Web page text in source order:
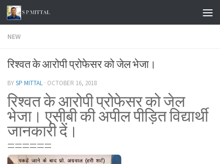
Skip to content
NEW
रिश्वत के आरोपी प्रोफेसर को जेल भेजा।
BYSP MITTAL · OCTOBER 16, 2018
रिश्वत के आरोपी प्रोफेसर को जेल
भेजा।एसीबी की अपील पीड़ित विद्यार्थी
जानकारी दें।
======